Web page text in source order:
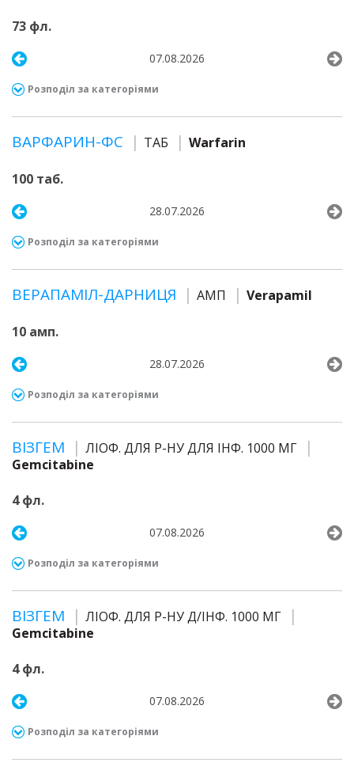
73 фл.
07.08.2026
Розподіл за категоріями
ВАРФАРИН-ФС ТАБ Warfarin
100 таб.
28.07.2026
Розподіл за категоріями
ВЕРАПАМІЛ-ДАРНИЦЯ АМП Verapamil
10 амп.
28.07.2026
Розподіл за категоріями
ВІЗГЕМ
ЛІОФ. ДЛЯ Р-НУ ДЛЯ ІНФ. 1000 МГ
Gemcitabine
4 фл.
07.08.2026
Розподіл за категоріями
ВІЗГЕМ
ЛІОФ. ДЛЯ Р-НУ Д/ІНФ. 1000 МГ
Gemcitabine
4 фл.
07.08.2026
Розподіл за категоріями